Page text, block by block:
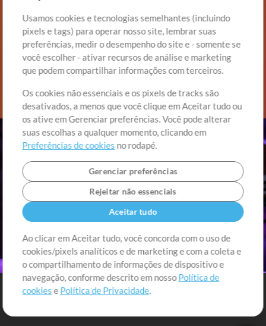
Mac Pro: Final de 2013 ou mais recente
Mac Studio: todos os modelos
Usamos cookies e tecnologias semelhantes (incluindo
pixels e tags) para operar nosso site, lembrar suas
preferências, medir o desempenho do site e - somente se
você escolher - ativar recursos de análise e marketing
que podem compartilhar informações com terceiros.
Os cookies não essenciais e os pixels de tracks são
desativados, a menos que você clique em Aceitar tudo ou
os ative em Gerenciar preferências. Você pode alterar
suas escolhas a qualquer momento, clicando em
Preferências de cookies no rodapé.
Gerenciar preferências
Rejeitar não essenciais
Aceitar tudo
Ao clicar em Aceitar tudo, você concorda com o uso de
cookies/pixels analíticos e de marketing e com a coleta e
o compartilhamento de informações de dispositivo e
navegação, conforme descrito em nossoPolítica de
cookiese Política de Privacidade.